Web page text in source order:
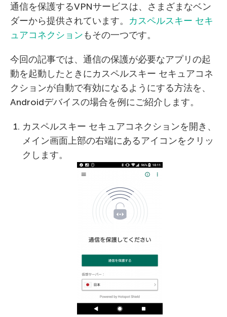
通信を保護するVPNサービスは、さまざまなベン
ダーから提供されています。 カスペルスキー セキ
ュアコネクションもその一つです。
今回の記事では、通信の保護が必要なアプリの起
動を起動したときにカスペルスキー セキュアコネ
クションが自動で有効になるようにする方法を、
Androidデバイスの場合を例にご紹介します。
カスペルスキー セキュアコネクションを開き、
メイン画面上部の右端にあるアイコンをクリッ
クします。